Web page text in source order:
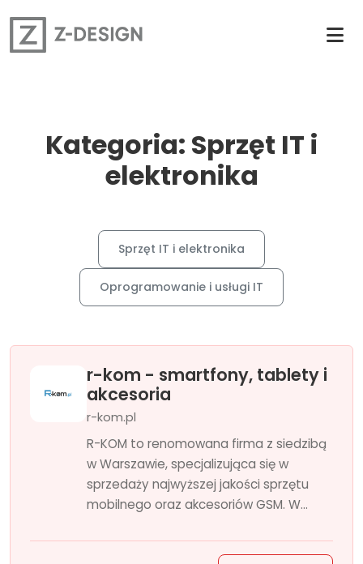
Kategoria: Sprzęt IT i
elektronika
Sprzęt IT i elektronika
Oprogramowanie i usługi IT
r-kom - smartfony, tablety i
akcesoria
r-kom.pl
R-KOM to renomowana firma z siedzibą
w Warszawie, specjalizująca się w
sprzedaży najwyższej jakości sprzętu
mobilnego oraz akcesoriów GSM. W...